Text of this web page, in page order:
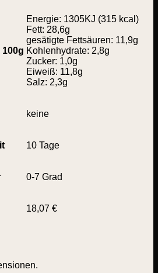
Energie: 1305KJ (315 kcal)
Fett: 28,6g
gesätigte Fettsäuren: 11,9g
Kohlenhydrate: 2,8g
Zucker: 1,0g
Eiweiß: 11,8g
Salz: 2,3g
keine
10 Tage
0-7 Grad
18,07 €